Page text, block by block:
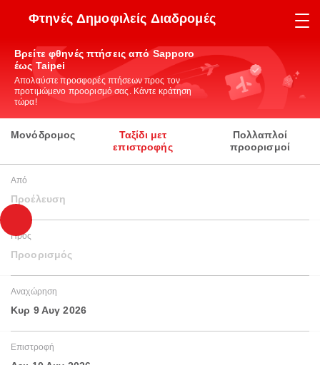
Φτηνές Δημοφιλείς Διαδρομές
Βρείτε φθηνές πτήσεις από Sapporo
έως Taipei
Απολαύστε προσφορές πτήσεων προς τον
προτιμώμενο προορισμό σας. Κάντε κράτηση
τώρα!
Μονόδρομος
Ταξίδι μετ
επιστροφής
Πολλαπλοί
προορισμοί
Από
Προέλευση
Προς
Προορισμός
Αναχώρηση
Κυρ 9 Αυγ 2026
Επιστροφή